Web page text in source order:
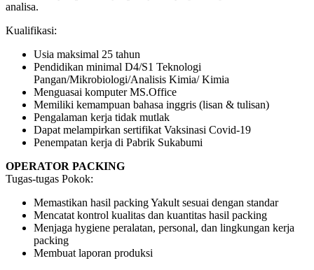
analisa.
Kualifikasi:
Usia maksimal 25 tahun
Pendidikan minimal D4/S1 Teknologi
Pangan/Mikrobiologi/Analisis Kimia/ Kimia
Menguasai komputer MS.Office
Memiliki kemampuan bahasa inggris (lisan & tulisan)
Pengalaman kerja tidak mutlak
Dapat melampirkan sertifikat Vaksinasi Covid-19
Penempatan kerja di Pabrik Sukabumi
OPERATOR PACKING
Tugas-tugas Pokok:
Memastikan hasil packing Yakult sesuai dengan standar
Mencatat kontrol kualitas dan kuantitas hasil packing
Menjaga hygiene peralatan, personal, dan lingkungan kerja
packing
Membuat laporan produksi